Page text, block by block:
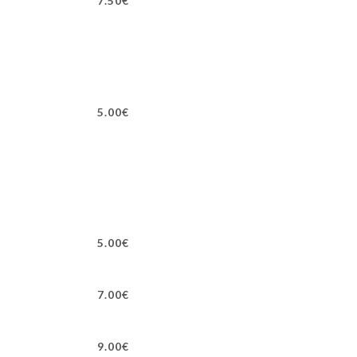
5.00€
5.00€
7.00€
9.00€